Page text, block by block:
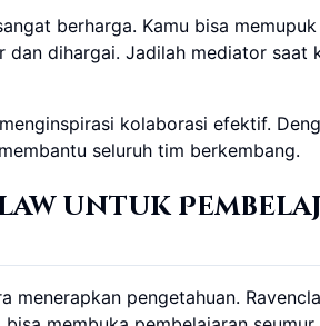
berharga. Kamu bisa
dihargai. Jadilah mediator saat
kolaborasi efektif.
seluruh tim berkembang.
untuk
menerapkan pengetahuan.